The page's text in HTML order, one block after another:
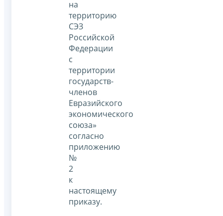
на
территорию
СЭЗ
Российской
Федерации
с
территории
государств-
членов
Евразийского
экономического
союза»
согласно
приложению
№
2
к
настоящему
приказу.